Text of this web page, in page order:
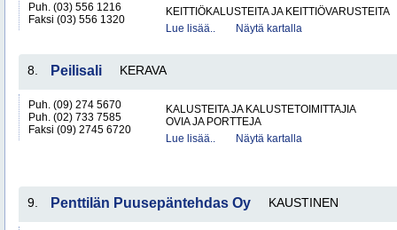
Puh. (03) 556 1216
Faksi (03) 556 1320
KEITTIÖKALUSTEITA JA KEITTIÖVARUSTEITA
Lue lisää..
Näytä kartalla
8. Peilisali KERAVA
Puh. (09) 274 5670
Puh. (02) 733 7585
Faksi (09) 2745 6720
KALUSTEITA JA KALUSTETOIMITTAJIA
OVIA JA PORTTEJA
Lue lisää..
Näytä kartalla
9. Penttilän Puusepäntehdas Oy KAUSTINEN